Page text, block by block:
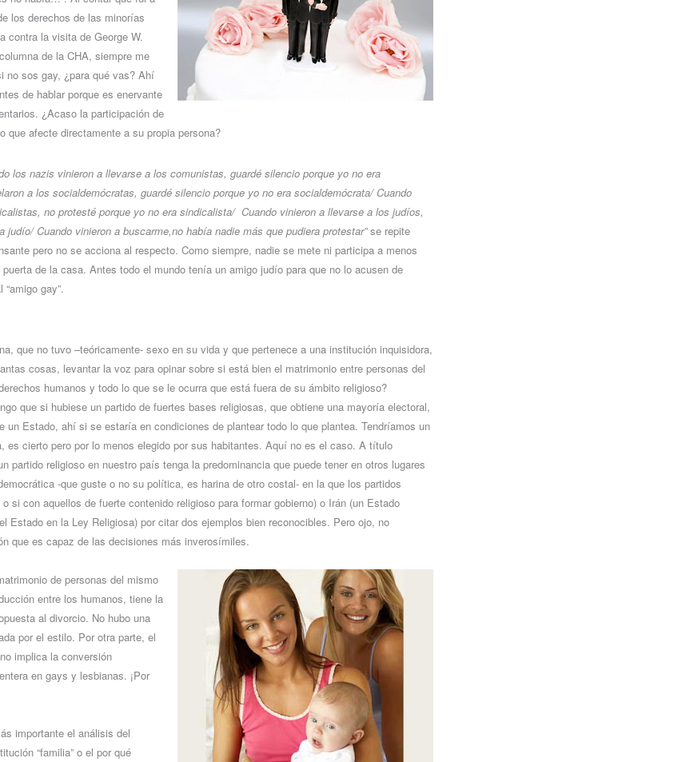
los derechos de las minorías
contra la visita de George W.
de la CHA, siempre me
no sos gay, ¿para qué vas? Ahí
de hablar porque es enervante
¿Acaso la participación de
que afecte directamente a su propia persona?
los nazis vinieron a llevarse a los comunistas, guardé silencio porque yo no era
a los socialdemócratas, guardé silencio porque yo no era socialdemócrata/ Cuando
no protesté porque yo no era sindicalista/ Cuando vinieron a llevarse a los judíos,
judío/ Cuando vinieron a buscarme,no había nadie más que pudiera protestar”se repite
pero no se acciona al respecto. Como siempre, nadie se mete ni participa a menos
de la casa. Antes todo el mundo tenía un amigo judío para que no lo acusen de
gay”.
que no tuvo –teóricamente- sexo en su vida y que pertenece a una institución inquisidora,
cosas, levantar la voz para opinar sobre si está bien el matrimonio entre personas del
humanos y todo lo que se le ocurra que está fuera de su ámbito religioso?
que si hubiese un partido de fuertes bases religiosas, que obtiene una mayoría electoral,
un Estado, ahí si se estaría en condiciones de plantear todo lo que plantea. Tendríamos un
es cierto pero por lo menos elegido por sus habitantes. Aquí no es el caso. A título
partido religioso en nuestro país tenga la predominancia que puede tener en otros lugares
-que guste o no su política, es harina de otro costal- en la que los partidos
si con aquellos de fuerte contenido religioso para formar gobierno) o Irán (un Estado
Estado en la Ley Religiosa) por citar dos ejemplos bien reconocibles. Pero ojo, no
que es capaz de las decisiones más inverosímiles.
de personas del mismo
entre los humanos, tiene la
al divorcio. No hubo una
por el estilo. Por otra parte, el
implica la conversión
en gays y lesbianas. ¡Por
importante el análisis del
“familia” o el por qué